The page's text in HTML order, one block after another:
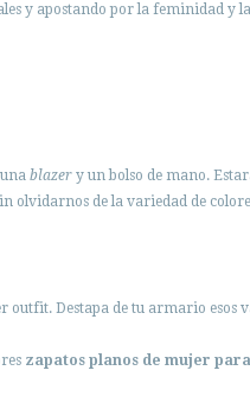
y apostando por la feminidad y
blazer y un bolso de mano.
olvidarnos de la variedad de
Destapa de tu armario esos
zapatos planos de mujer